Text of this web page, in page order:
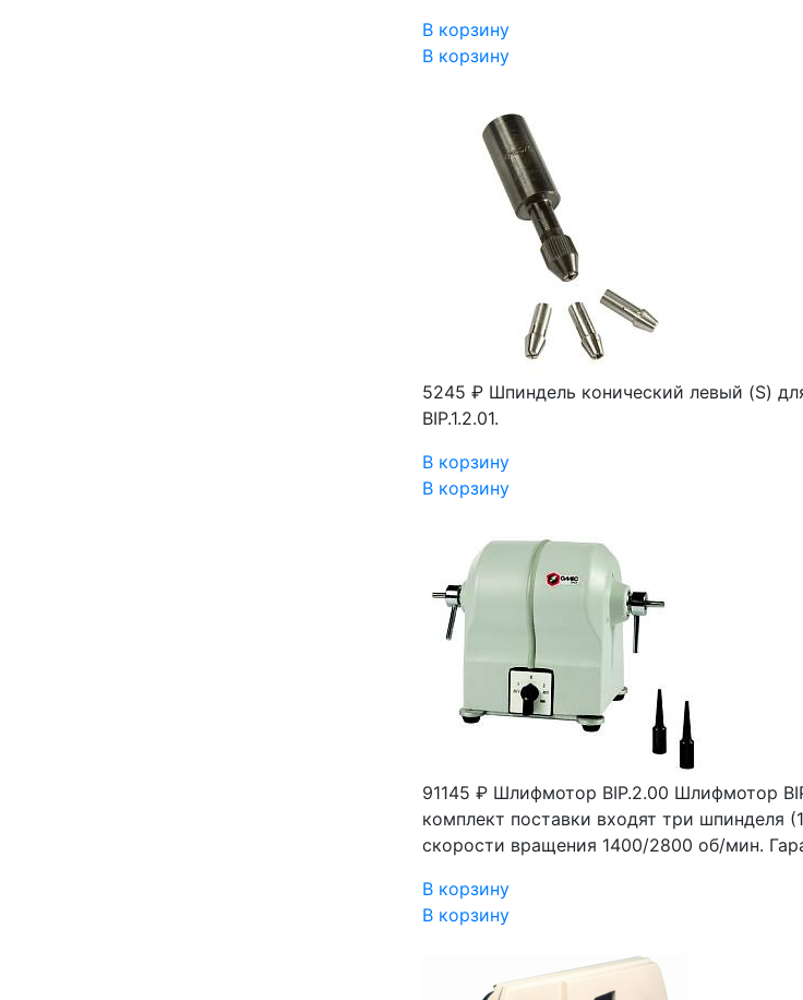
В корзину
В корзину
5245 ₽ Шпиндель конический левый (S)
BIP.1.2.01.
В корзину
В корзину
91145 ₽ Шлифмотор BIP.2.00 Шлифмотор
комплект поставки входят три шпинделя
скорости вращения 1400/2800 об/мин.
В корзину
В корзину